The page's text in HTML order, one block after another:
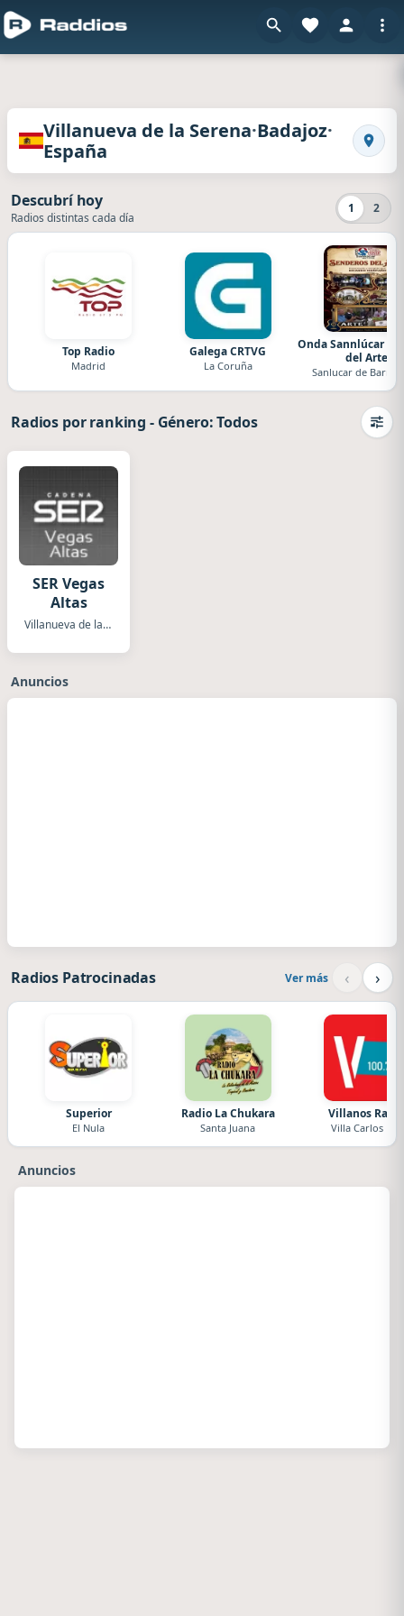
Radios de Villanueva de la Serena · Badajoz ·
Villanueva de la Serena·Badajoz·
España
1 2
Descubrí hoy
Radios distintas cada día
Top Radio
Madrid
Galega CRTVG
La Coruña
Onda Sannlúcar
del Arte
Sanlucar de
Radios por ranking - Género: Todos
SER Vegas
Altas
Villanueva de la Serena
Anuncios
Radios Patrocinadas Ver más ‹ ›
Superior
El Nula
Radio La Chukara
Santa Juana
Villanos
Villa Carlos Paz
Anuncios